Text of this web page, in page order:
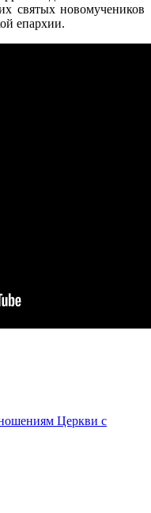
святых новомучеников
епархии.
Церкви с